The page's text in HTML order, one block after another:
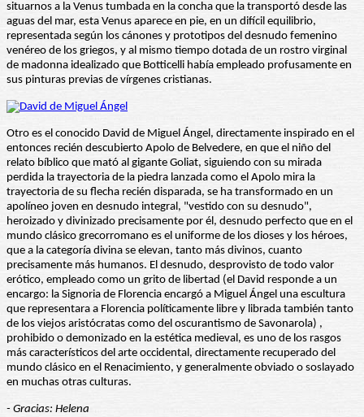
situarnos a la Venus tumbada en la concha que la transportó desde las
aguas del mar, esta Venus aparece en pie, en un difícil equilibrio,
representada según los cánones y prototipos del desnudo femenino
venéreo de los griegos, y al mismo tiempo dotada de un rostro virginal
de madonna idealizado que Botticelli había empleado profusamente en
sus pinturas previas de vírgenes cristianas.
Otro es el conocido David de Miguel Ángel, directamente inspirado en el
entonces recién descubierto Apolo de Belvedere, en que el niño del
relato bíblico que mató al gigante Goliat, siguiendo con su mirada
perdida la trayectoria de la piedra lanzada como el Apolo mira la
trayectoria de su flecha recién disparada, se ha transformado en un
apolíneo joven en desnudo integral, "vestido con su desnudo",
heroizado y divinizado precisamente por él, desnudo perfecto que en el
mundo clásico grecorromano es el uniforme de los dioses y los héroes,
que a la categoría divina se elevan, tanto más divinos, cuanto
precisamente más humanos. El desnudo, desprovisto de todo valor
erótico, empleado como un grito de libertad (el David responde a un
encargo: la Signoria de Florencia encargó a Miguel Ángel una escultura
que representara a Florencia políticamente libre y librada también tanto
de los viejos aristócratas como del oscurantismo de Savonarola) ,
prohibido o demonizado en la estética medieval, es uno de los rasgos
más característicos del arte occidental, directamente recuperado del
mundo clásico en el Renacimiento, y generalmente obviado o soslayado
en muchas otras culturas.
- Gracias: Helena